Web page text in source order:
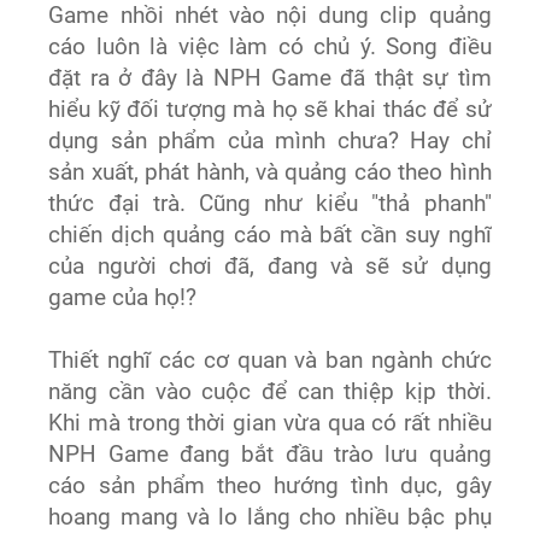
Game nhồi nhét vào nội dung clip quảng
cáo luôn là việc làm có chủ ý. Song điều
đặt ra ở đây là NPH Game đã thật sự tìm
hiểu kỹ đối tượng mà họ sẽ khai thác để sử
dụng sản phẩm của mình chưa? Hay chỉ
sản xuất, phát hành, và quảng cáo theo hình
thức đại trà. Cũng như kiểu "thả phanh"
chiến dịch quảng cáo mà bất cần suy nghĩ
của người chơi đã, đang và sẽ sử dụng
game của họ!?
Thiết nghĩ các cơ quan và ban ngành chức
năng cần vào cuộc để can thiệp kịp thời.
Khi mà trong thời gian vừa qua có rất nhiều
NPH Game đang bắt đầu trào lưu quảng
cáo sản phẩm theo hướng tình dục, gây
hoang mang và lo lắng cho nhiều bậc phụ